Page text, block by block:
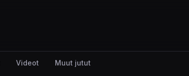
Videot Muut jutut